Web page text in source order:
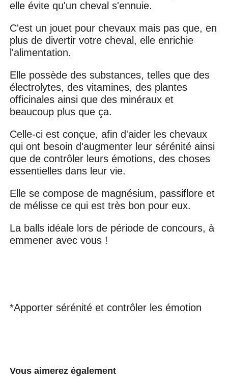
elle évite qu'un cheval s'ennuie.
C'est un jouet pour chevaux mais pas que, en
plus de divertir votre cheval, elle enrichie
l'alimentation.
Elle possède des substances, telles que des
électrolytes, des vitamines, des plantes
officinales ainsi que des minéraux et
beaucoup plus que ça.
Celle-ci est conçue, afin d'aider les chevaux
qui ont besoin d'augmenter leur sérénité ainsi
que de contrôler leurs émotions, des choses
essentielles dans leur vie.
Elle se compose de magnésium, passiflore et
de mélisse ce qui est très bon pour eux.
La balls idéale lors de période de concours, à
emmener avec vous !
*Apporter sérénité et contrôler les émotion
Vous aimerez également